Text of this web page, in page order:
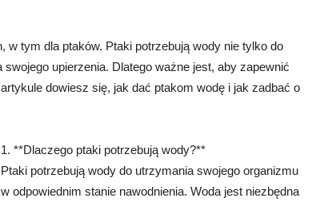
tym dla ptaków. Ptaki potrzebują wody nie tylko do
upierzenia. Dlatego ważne jest, aby zapewnić
dowiesz się, jak dać ptakom wodę i jak zadbać o
1. **Dlaczego ptaki potrzebują wody?**
Ptaki potrzebują wody do utrzymania swojego organizmu
w odpowiednim stanie nawodnienia. Woda jest niezbędna